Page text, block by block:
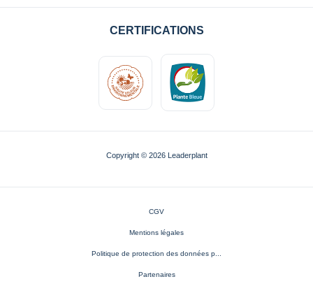
CERTIFICATIONS
Copyright © 2026 Leaderplant
CGV
Mentions légales
Politique de protection des données p...
Partenaires